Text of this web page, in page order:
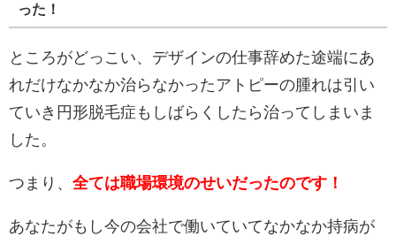
った！
ところがどっこい、デザインの仕事辞めた途端にあ
れだけなかなか治らなかったアトピーの腫れは引い
ていき円形脱毛症もしばらくしたら治ってしまいま
した。
つまり、 全ては職場環境のせいだったのです！
あなたがもし今の会社で働いていてなかなか持病が